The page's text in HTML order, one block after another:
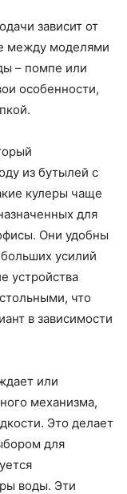
зависит от
между моделями
– помпе или
особенности,
из бутылей с
кулеры чаще
для
Они удобны
усилий
устройства
что
в зависимости
или
механизма,
Это делает
для
воды. Эти